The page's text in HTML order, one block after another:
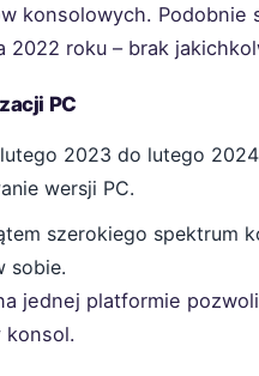
konsolowych. Podobnie
2022 roku – brak
PC
2023 do lutego
wersji PC.
szerokiego spektrum
sobie.
jednej platformie
konsol.